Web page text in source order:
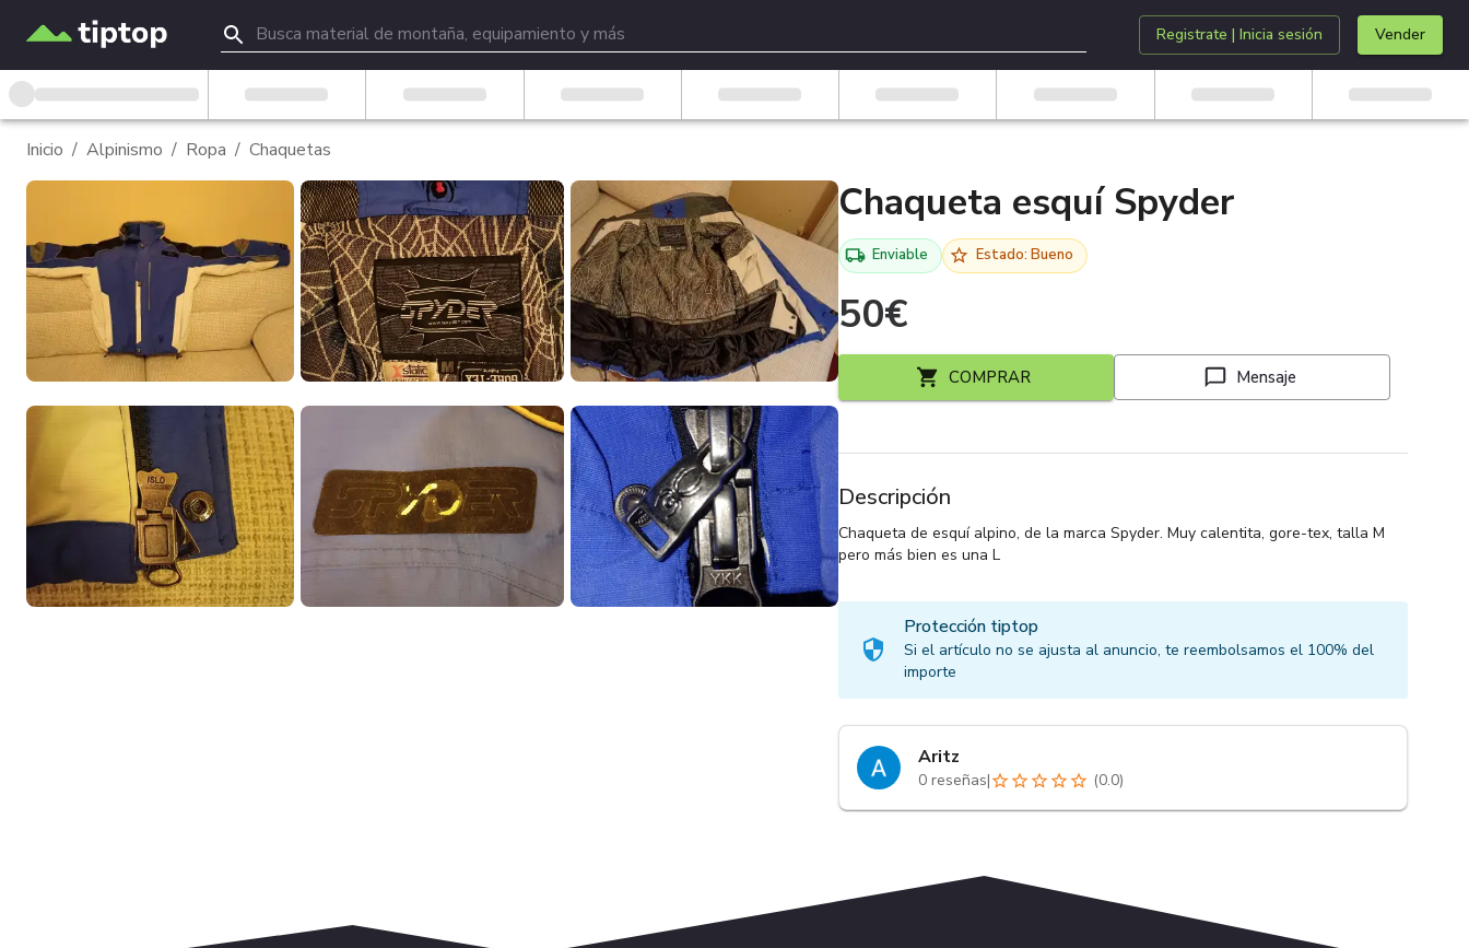
Registrate | Inicia sesión Vender
Inicio / Alpinismo / Ropa / Chaquetas
Chaqueta esquí Spyder
Enviable Estado: Bueno
50€
COMPRAR Mensaje
Descripción
Chaqueta de esquí alpino, de la marca Spyder. Muy calentita, gore-tex, talla M
pero más bien es una L
Protección tiptop
Si el artículo no se ajusta al anuncio, te reembolsamos el 100% del
importe
Aritz
0reseñas| (0.0)